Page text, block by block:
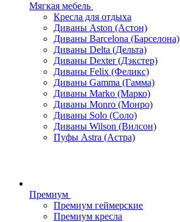
Мягкая мебель
Кресла для отдыха
Диваны Aston (Астон)
Диваны Barcelona (Барселона)
Диваны Delta (Дельта)
Диваны Dexter (Дэкстер)
Диваны Felix (Феликс)
Диваны Gamma (Гамма)
Диваны Marko (Марко)
Диваны Monro (Монро)
Диваны Solo (Соло)
Диваны Wilson (Вилсон)
Пуфы Astra (Астра)
Премиум
Премиум геймерские
Премиум кресла